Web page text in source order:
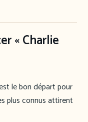
« Charlie
le bon départ pour
plus connus attirent